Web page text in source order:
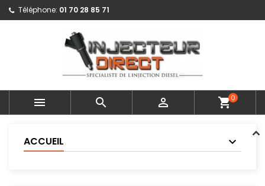
Téléphone: 01 70 28 85 71
   shopping_cart0
ACCUEIL